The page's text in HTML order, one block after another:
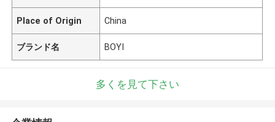
Place of Origin China
ブランド名 BOYI
多くを見て下さい